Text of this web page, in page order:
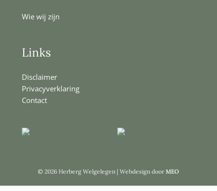
Wie wij zijn
Links
Disclaimer
Privacyverklaring
Contact
© 2026 Herberg Welgelegen | Webdesign doorMEO